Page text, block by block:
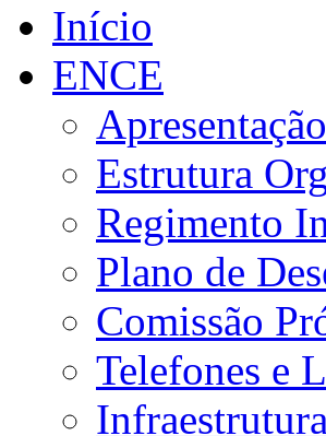
Início
ENCE
Apresentação
Estrutura
Regimento
Plano de
Comissão
Telefones e
Infraestrutura